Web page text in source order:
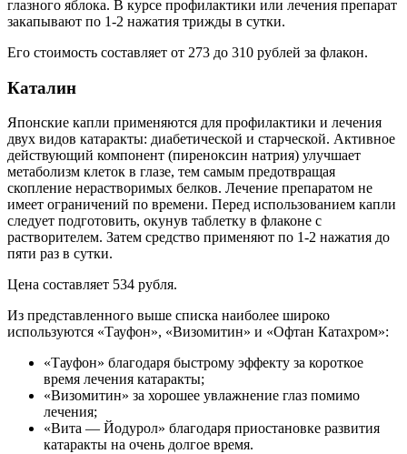
глазного яблока. В курсе профилактики или лечения препарат
закапывают по 1-2 нажатия трижды в сутки.
Его стоимость составляет от 273 до 310 рублей за флакон.
Каталин
Японские капли применяются для профилактики и лечения
двух видов катаракты: диабетической и старческой. Активное
действующий компонент (пиреноксин натрия) улучшает
метаболизм клеток в глазе, тем самым предотвращая
скопление нерастворимых белков. Лечение препаратом не
имеет ограничений по времени. Перед использованием капли
следует подготовить, окунув таблетку в флаконе с
растворителем. Затем средство применяют по 1-2 нажатия до
пяти раз в сутки.
Цена составляет 534 рубля.
Из представленного выше списка наиболее широко
используются «Тауфон», «Визомитин» и «Офтан Катахром»:
«Тауфон» благодаря быстрому эффекту за короткое
время лечения катаракты;
«Визомитин» за хорошее увлажнение глаз помимо
лечения;
«Вита — Йодурол» благодаря приостановке развития
катаракты на очень долгое время.